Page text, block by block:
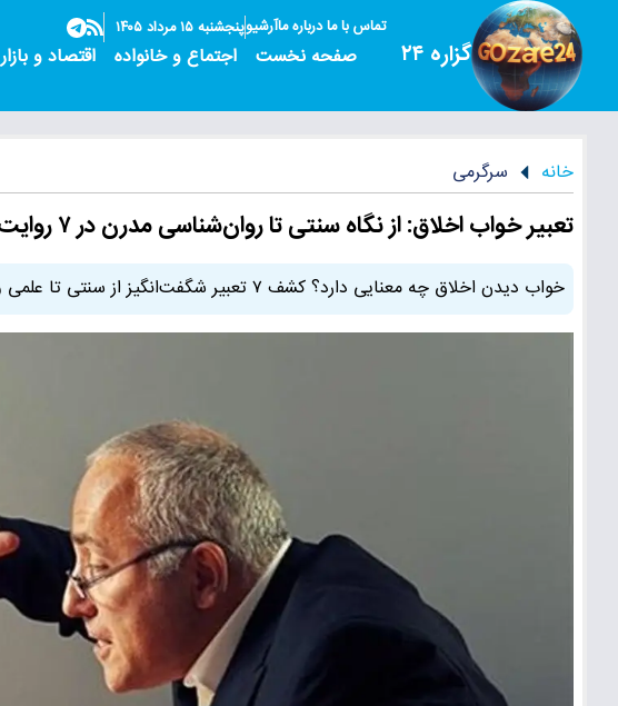
گزاره ۲۴
تماس با مادرباره ماآرشیوپنجشنبه ۱۵ مرداد ۱۴۰۵
صفحه نخست اجتماع و خانواده اقتصاد و بازار
خانه سرگرمی
تعبیر خواب اخلاق: از نگاه سنتی تا روان‌شناسی مدرن در ۷ روایت
خواب دیدن اخلاق چه معنایی دارد؟ کشف ۷ تعبیر شگفت‌انگیز از سنتی تا علمی و جمع‌بندی نهایی پیام‌های پنهان ذهن و روح شما.